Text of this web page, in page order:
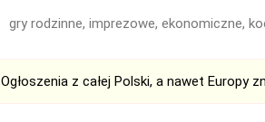
gry rodzinne, imprezowe, ekonomiczne,
Ogłoszenia z całej Polski, a nawet Europy